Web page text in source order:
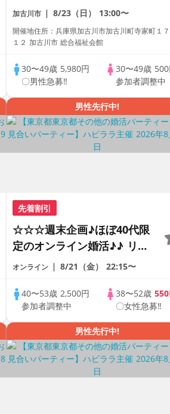
誠実な方への婚活パーティー
加古川市 8/23（日） 13:00〜
開催地住所：兵庫県加古川市加古川町寺家町１
１２ 加古川市 総合福祉会館
30〜49歳 5,980円
〇男性急募‼
30〜49歳
参加者調整中
男性先行中!
先着割引
☆☆☆週末企画♪ほぼ40代限
定のオンライン婚活♪♪ リモ
ートの出会い応援♪♪ おうち
の方が対象☆ 司会進行あり
♪♪ THE 42s ONLINE
PARTY!!
オンライン 8/21（金） 22:15〜
40〜53歳 2,500円
参加者調整中
38〜52歳
〇女性急募‼
男性先行中!